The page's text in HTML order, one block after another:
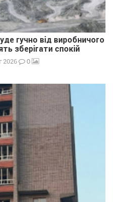
гучно від виробничого
зберігати спокій
2026 0